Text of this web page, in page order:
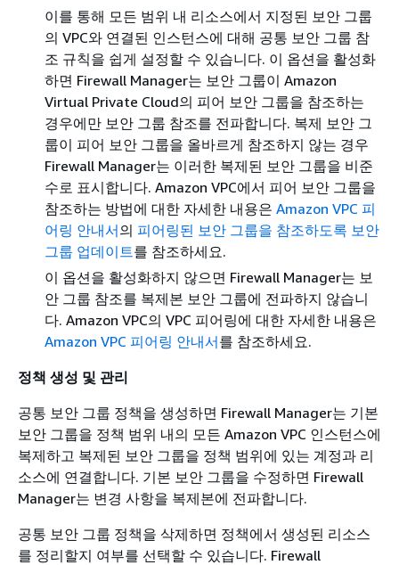
이를 통해 모든 범위 내 리소스에서 지정된 보안 그룹
의 VPC와 연결된 인스턴스에 대해 공통 보안 그룹 참
조 규칙을 쉽게 설정할 수 있습니다. 이 옵션을 활성화
하면 Firewall Manager는 보안 그룹이 Amazon
Virtual Private Cloud의 피어 보안 그룹을 참조하는
경우에만 보안 그룹 참조를 전파합니다. 복제 보안 그
룹이 피어 보안 그룹을 올바르게 참조하지 않는 경우
Firewall Manager는 이러한 복제된 보안 그룹을 비준
수로 표시합니다. Amazon VPC에서 피어 보안 그룹을
참조하는 방법에 대한 자세한 내용은 Amazon VPC 피
어링 안내서의 피어링된 보안 그룹을 참조하도록 보안
그룹 업데이트를 참조하세요.
이 옵션을 활성화하지 않으면 Firewall Manager는 보
안 그룹 참조를 복제본 보안 그룹에 전파하지 않습니
다. Amazon VPC의 VPC 피어링에 대한 자세한 내용은
Amazon VPC 피어링 안내서를 참조하세요.
정책 생성 및 관리
공통 보안 그룹 정책을 생성하면 Firewall Manager는 기본
보안 그룹을 정책 범위 내의 모든 Amazon VPC 인스턴스에
복제하고 복제된 보안 그룹을 정책 범위에 있는 계정과 리
소스에 연결합니다. 기본 보안 그룹을 수정하면 Firewall
Manager는 변경 사항을 복제본에 전파합니다.
공통 보안 그룹 정책을 삭제하면 정책에서 생성된 리소스
를 정리할지 여부를 선택할 수 있습니다. Firewall